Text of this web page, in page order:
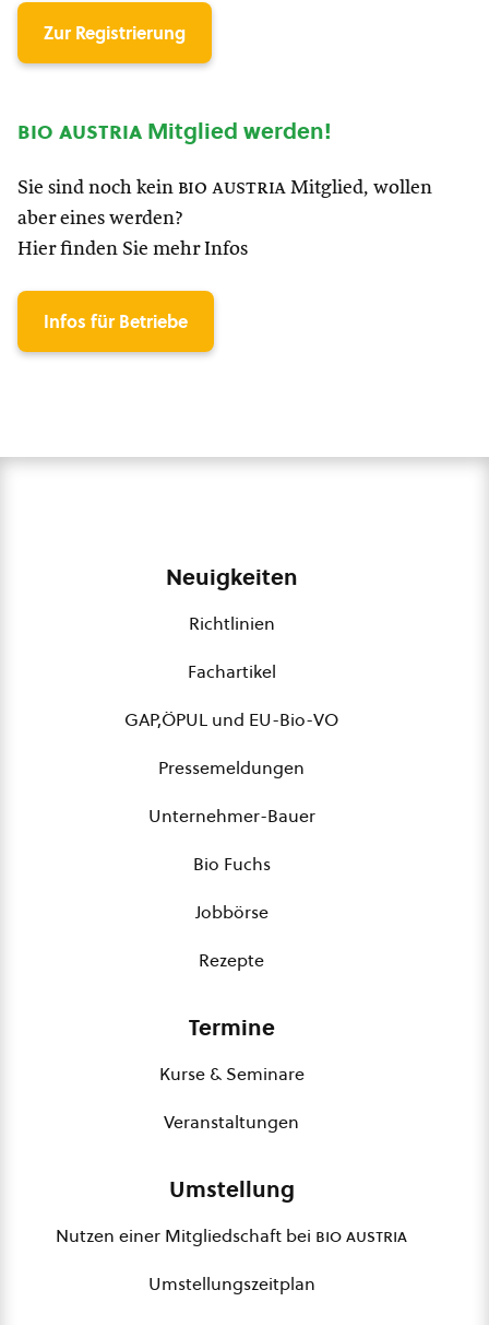
Zur Registrierung
bio austria Mitglied werden!
Sie sind noch kein bio austria Mitglied, wollen
aber eines werden?
Hier finden Sie mehr Infos
Infos für Betriebe
Neuigkeiten
Richtlinien
Fachartikel
GAP,ÖPUL und EU-Bio-VO
Pressemeldungen
Unternehmer-Bauer
Bio Fuchs
Jobbörse
Rezepte
Termine
Kurse & Seminare
Veranstaltungen
Umstellung
Nutzen einer Mitgliedschaft bei bio austria
Umstellungszeitplan